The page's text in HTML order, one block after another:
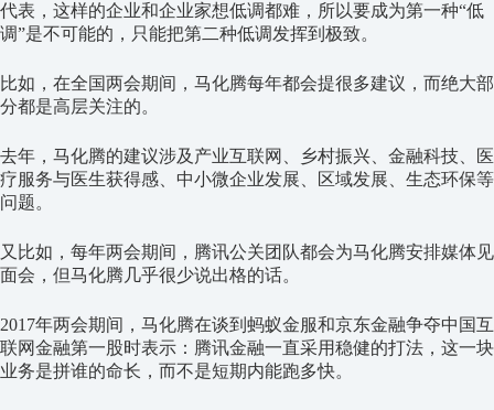
代表，这样的企业和企业家想低调都难，所以要成为第一种“低
调”是不可能的，只能把第二种低调发挥到极致。
比如，在全国两会期间，马化腾每年都会提很多建议，而绝大部
分都是高层关注的。
去年，马化腾的建议涉及产业互联网、乡村振兴、金融科技、医
疗服务与医生获得感、中小微企业发展、区域发展、生态环保等
问题。
又比如，每年两会期间，腾讯公关团队都会为马化腾安排媒体见
面会，但马化腾几乎很少说出格的话。
2017年两会期间，马化腾在谈到蚂蚁金服和京东金融争夺中国互
联网金融第一股时表示：腾讯金融一直采用稳健的打法，这一块
业务是拼谁的命长，而不是短期内能跑多快。